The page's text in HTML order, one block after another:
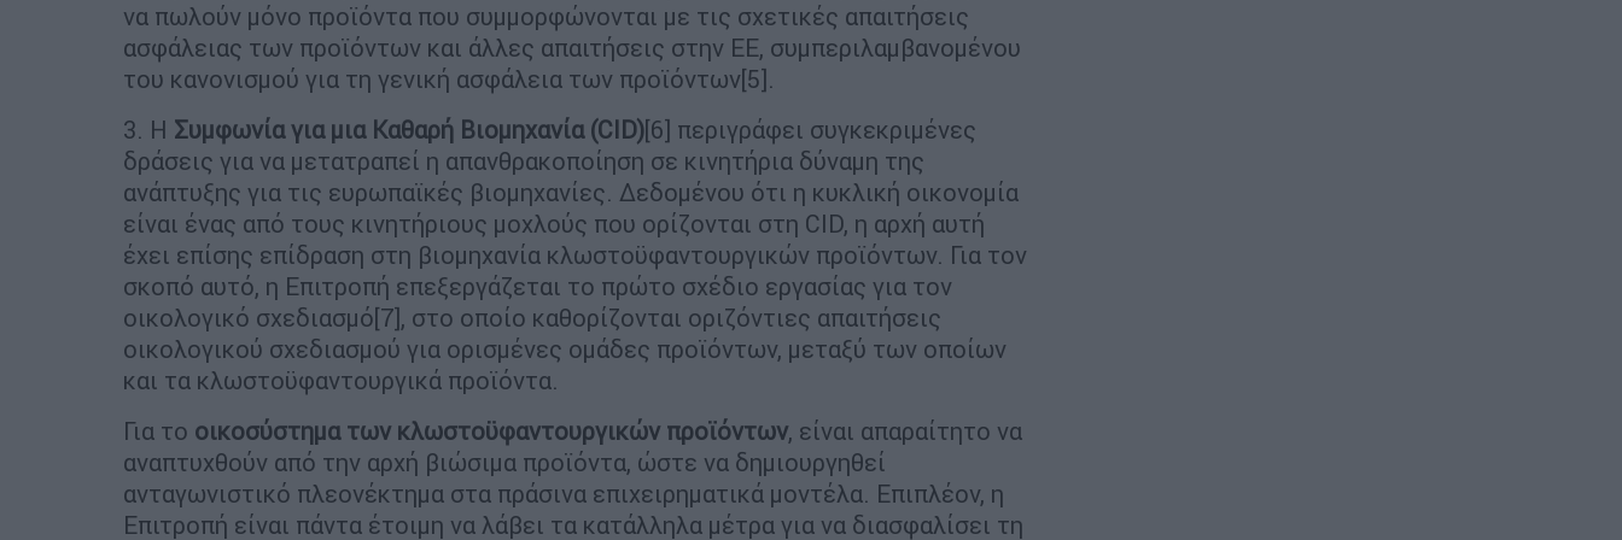
να πωλούν μόνο προϊόντα που συμμορφώνονται με τις σχετικές απαιτήσεις
ασφάλειας των προϊόντων και άλλες απαιτήσεις στην ΕΕ, συμπεριλαμβανομένου
του κανονισμού για τη γενική ασφάλεια των προϊόντων[5].
3. Η Συμφωνία για μια Καθαρή Βιομηχανία (CID)[6] περιγράφει συγκεκριμένες
δράσεις για να μετατραπεί η απανθρακοποίηση σε κινητήρια δύναμη της
ανάπτυξης για τις ευρωπαϊκές βιομηχανίες. Δεδομένου ότι η κυκλική οικονομία
είναι ένας από τους κινητήριους μοχλούς που ορίζονται στη CID, η αρχή αυτή
έχει επίσης επίδραση στη βιομηχανία κλωστοϋφαντουργικών προϊόντων. Για τον
σκοπό αυτό, η Επιτροπή επεξεργάζεται το πρώτο σχέδιο εργασίας για τον
οικολογικό σχεδιασμό[7], στο οποίο καθορίζονται οριζόντιες απαιτήσεις
οικολογικού σχεδιασμού για ορισμένες ομάδες προϊόντων, μεταξύ των οποίων
και τα κλωστοϋφαντουργικά προϊόντα.
Για το οικοσύστημα των κλωστοϋφαντουργικών προϊόντων, είναι απαραίτητο να
αναπτυχθούν από την αρχή βιώσιμα προϊόντα, ώστε να δημιουργηθεί
ανταγωνιστικό πλεονέκτημα στα πράσινα επιχειρηματικά μοντέλα. Επιπλέον, η
Επιτροπή είναι πάντα έτοιμη να λάβει τα κατάλληλα μέτρα για να διασφαλίσει τη